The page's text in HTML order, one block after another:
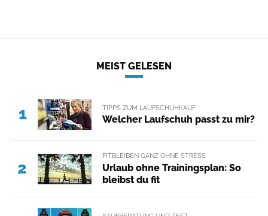
MEIST GELESEN
1 TIPPS ZUM LAUFSCHUHKAUF
Welcher Laufschuh passt zu mir?
2
FITBLEIBEN GANZ OHNE STRESS
Urlaub ohne Trainingsplan: So
bleibst du fit